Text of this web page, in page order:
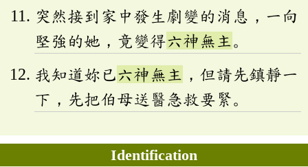
突然接到家中發生劇變的消息，一向
堅強的她，竟變得六神無主 。
我知道妳已六神無主 ，但請先鎮靜一
下，先把伯母送醫急救要緊。
Identification